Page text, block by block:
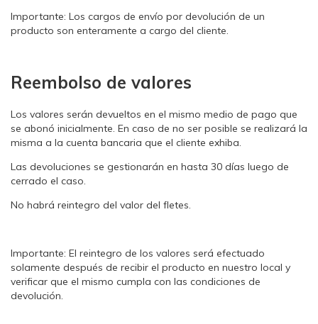
Importante: Los cargos de envío por devolución de un
producto son enteramente a cargo del cliente.
Reembolso de valores
Los valores serán devueltos en el mismo medio de pago que
se abonó inicialmente. En caso de no ser posible se realizará la
misma a la cuenta bancaria que el cliente exhiba.
Las devoluciones se gestionarán en hasta 30 días luego de
cerrado el caso.
No habrá reintegro del valor del fletes.
Importante: El reintegro de los valores será efectuado
solamente después de recibir el producto en nuestro local y
verificar que el mismo cumpla con las condiciones de
devolución.